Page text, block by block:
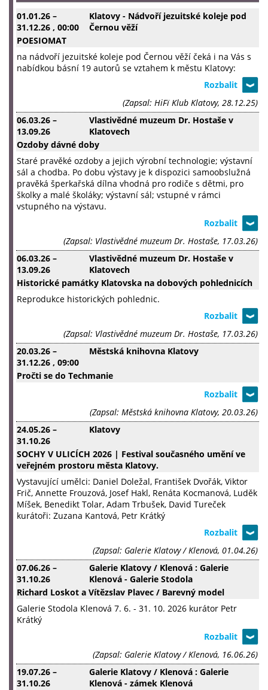
01.01.26 –
31.12.26 , 00:00
Klatovy - Nádvoří jezuitské koleje pod
Černou věží
POESIOMAT
na nádvoří jezuitské koleje pod Černou věží čeká i na Vás s
nabídkou básní 19 autorů se vztahem k městu Klatovy:
(Zapsal: HiFï Klub Klatovy, 28.12.25)
06.03.26 –
13.09.26
Vlastivědné muzeum Dr. Hostaše v
Klatovech
Ozdoby dávné doby
Staré pravěké ozdoby a jejich výrobní technologie; výstavní
sál a chodba. Po dobu výstavy je k dispozici samoobslužná
pravěká šperkařská dílna vhodná pro rodiče s dětmi, pro
školky a malé školáky; výstavní sál; vstupné v rámci
vstupného na výstavu.
(Zapsal: Vlastivědné muzeum Dr. Hostaše, 17.03.26)
06.03.26 –
13.09.26
Vlastivědné muzeum Dr. Hostaše v
Klatovech
Historické památky Klatovska na dobových pohlednicích
Reprodukce historických pohlednic.
(Zapsal: Vlastivědné muzeum Dr. Hostaše, 17.03.26)
20.03.26 –
31.12.26 , 09:00
Městská knihovna Klatovy
Pročti se do Techmanie
(Zapsal: Městská knihovna Klatovy, 20.03.26)
24.05.26 –
31.10.26
Klatovy
SOCHY V ULICÍCH 2026 | Festival současného umění ve
veřejném prostoru města Klatovy.
Vystavující umělci: Daniel Doležal, František Dvořák, Viktor
Frič, Annette Frouzová, Josef Hakl, Renáta Kocmanová, Luděk
Míšek, Benedikt Tolar, Adam Trbušek, David Tureček
kurátoři: Zuzana Kantová, Petr Krátký
(Zapsal: Galerie Klatovy / Klenová, 01.04.26)
07.06.26 –
31.10.26
Galerie Klatovy / Klenová : Galerie
Klenová - Galerie Stodola
Richard Loskot a Vítězslav Plavec / Barevný model
Galerie Stodola Klenová 7. 6. - 31. 10. 2026 kurátor Petr
Krátký
(Zapsal: Galerie Klatovy / Klenová, 16.06.26)
19.07.26 –
31.10.26
Galerie Klatovy / Klenová : Galerie
Klenová - zámek Klenová